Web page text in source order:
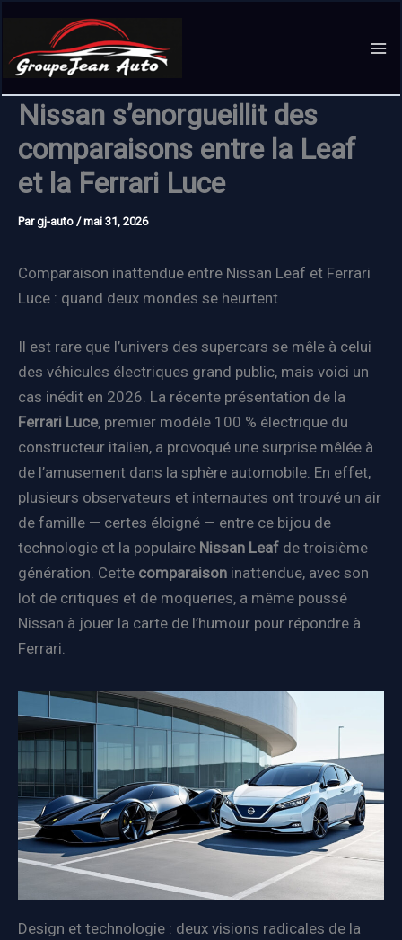
contenu
Nissan s’enorgueillit des
comparaisons entre la Leaf
et la Ferrari Luce
Pargj-auto /mai 31, 2026
Comparaison inattendue entre Nissan Leaf et Ferrari
Luce : quand deux mondes se heurtent
Il est rare que l’univers des supercars se mêle à celui
des véhicules électriques grand public, mais voici un
cas inédit en 2026. La récente présentation de la
Ferrari Luce, premier modèle 100 % électrique du
constructeur italien, a provoqué une surprise mêlée à
de l’amusement dans la sphère automobile. En effet,
plusieurs observateurs et internautes ont trouvé un air
de famille — certes éloigné — entre ce bijou de
technologie et la populaire Nissan Leaf de troisième
génération. Cette comparaison inattendue, avec son
lot de critiques et de moqueries, a même poussé
Nissan à jouer la carte de l’humour pour répondre à
Ferrari.
Design et technologie : deux visions radicales de la